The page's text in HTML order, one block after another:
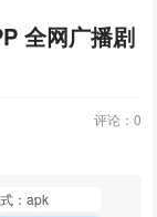
全网广播剧
评论： 0
：apk